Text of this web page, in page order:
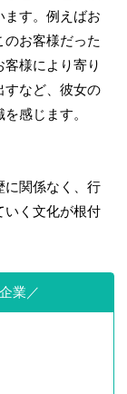
ます。例えばお
お客様だった
様により寄り
すなど、彼女の
感じます。
に関係なく、行
いく文化が根付
業